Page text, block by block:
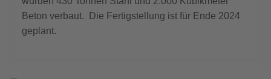
Beton verbaut. Die Fertigstellung ist für Ende 2024
geplant.